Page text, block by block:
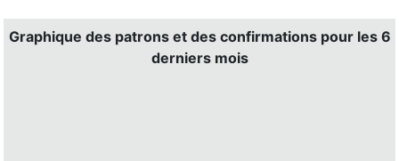
Graphique des patrons et des confirmations pour les 6
derniers mois